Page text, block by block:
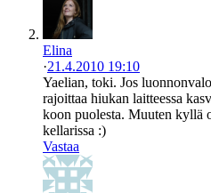
Elina
·21.4.2010 19:10
Yaelian, toki. Jos
rajoittaa hiukan laitteessa
koon puolesta. Muuten kyllä
kellarissa :)
Vastaa